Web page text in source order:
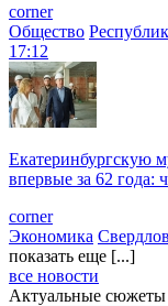
corner
Общество
17:12
Екатеринбургскую
впервые за 62 года:
corner
Экономика
показать еще [...]
все новости
Актуальные сюжеты